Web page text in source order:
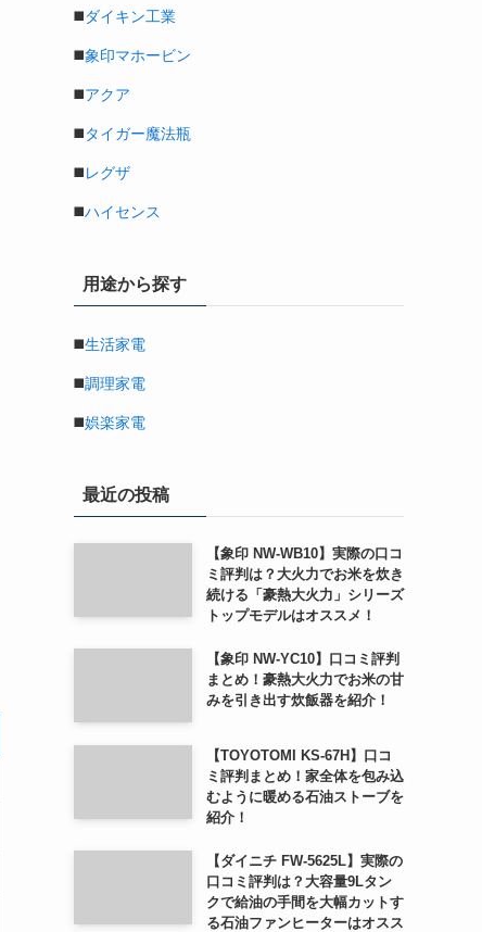
◼️ダイキン工業
◼️象印マホービン
◼️アクア
◼️タイガー魔法瓶
◼️レグザ
◼️ハイセンス
用途から探す
◼️生活家電
◼️調理家電
◼️娯楽家電
最近の投稿
【象印 NW-WB10】実際の口コ
ミ評判は？大火力でお米を炊き
続ける「豪熱大火力」シリーズ
トップモデルはオススメ！
【象印 NW-YC10】口コミ評判
まとめ！豪熱大火力でお米の甘
みを引き出す炊飯器を紹介！
【TOYOTOMI KS-67H】口コ
ミ評判まとめ！家全体を包み込
むように暖める石油ストーブを
紹介！
【ダイニチ FW-5625L】実際の
口コミ評判は？大容量9Lタン
クで給油の手間を大幅カットす
る石油ファンヒーターはオスス